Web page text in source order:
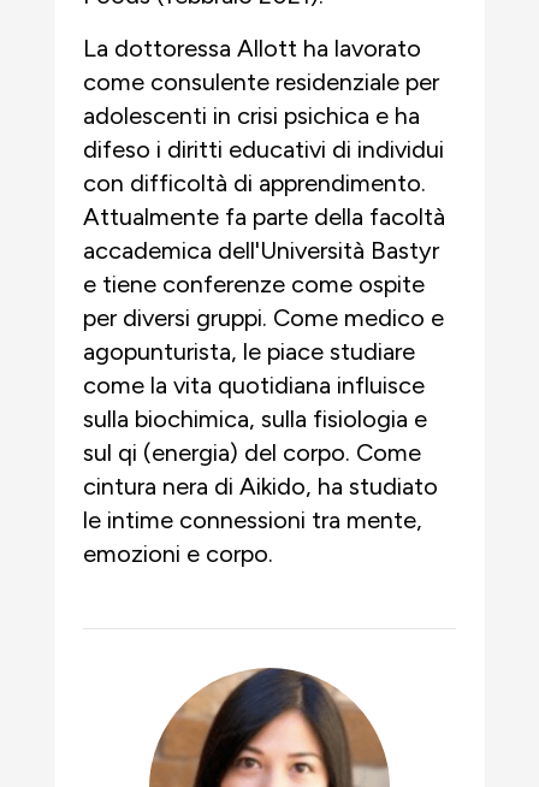
La dottoressa Allott ha lavorato
come consulente residenziale per
adolescenti in crisi psichica e ha
difeso i diritti educativi di individui
con difficoltà di apprendimento.
Attualmente fa parte della facoltà
accademica dell'Università Bastyr
e tiene conferenze come ospite
per diversi gruppi. Come medico e
agopunturista, le piace studiare
come la vita quotidiana influisce
sulla biochimica, sulla fisiologia e
sul qi (energia) del corpo. Come
cintura nera di Aikido, ha studiato
le intime connessioni tra mente,
emozioni e corpo.